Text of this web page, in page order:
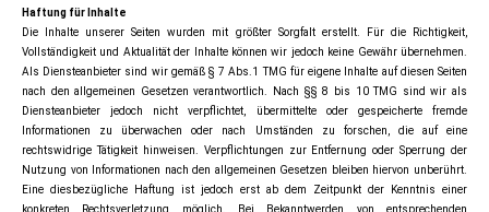
Haftung für Inhalte
Die Inhalte unserer Seiten wurden mit größter Sorgfalt erstellt. Für die Richtigkeit,
Vollständigkeit und Aktualität der Inhalte können wir jedoch keine Gewähr übernehmen.
Als Diensteanbieter sind wir gemäß § 7 Abs.1 TMG für eigene Inhalte auf diesen Seiten
nach den allgemeinen Gesetzen verantwortlich. Nach §§ 8 bis 10 TMG sind wir als
Diensteanbieter jedoch nicht verpflichtet, übermittelte oder gespeicherte fremde
Informationen zu überwachen oder nach Umständen zu forschen, die auf eine
rechtswidrige Tätigkeit hinweisen. Verpflichtungen zur Entfernung oder Sperrung der
Nutzung von Informationen nach den allgemeinen Gesetzen bleiben hiervon unberührt.
Eine diesbezügliche Haftung ist jedoch erst ab dem Zeitpunkt der Kenntnis einer
konkreten Rechtsverletzung möglich. Bei Bekanntwerden von entsprechenden